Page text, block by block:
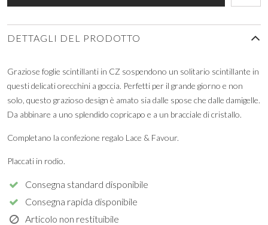
DETTAGLI DEL PRODOTTO
Graziose foglie scintillanti in CZ sospendono un solitario scintillante in
questi delicati orecchini a goccia. Perfetti per il grande giorno e non
solo, questo grazioso design è amato sia dalle spose che dalle damigelle.
Da abbinare a uno splendido copricapo e a un bracciale di cristallo.
Completano la confezione regalo Lace & Favour.
Placcati in rodio.
Consegna standard disponibile
Consegna rapida disponibile
Articolo non restituibile